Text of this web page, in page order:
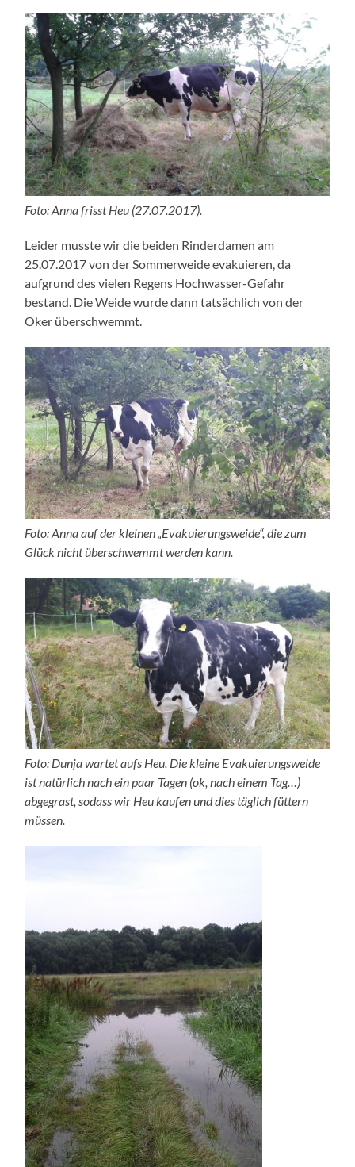
Foto: Anna frisst Heu (27.07.2017).
Leider musste wir die beiden Rinderdamen am
25.07.2017 von der Sommerweide evakuieren, da
aufgrund des vielen Regens Hochwasser-Gefahr
bestand. Die Weide wurde dann tatsächlich von der
Oker überschwemmt.
Foto: Anna auf der kleinen „Evakuierungsweide“, die zum
Glück nicht überschwemmt werden kann.
Foto: Dunja wartet aufs Heu. Die kleine Evakuierungsweide
ist natürlich nach ein paar Tagen (ok, nach einem Tag…)
abgegrast, sodass wir Heu kaufen und dies täglich füttern
müssen.